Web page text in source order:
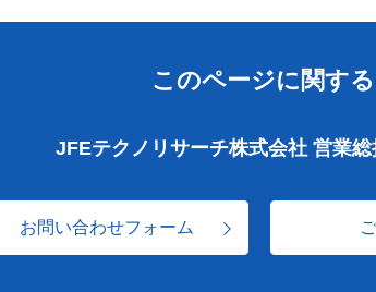
このページに関する
JFEテクノリサーチ株式会社 営業総
お問い合わせフォーム